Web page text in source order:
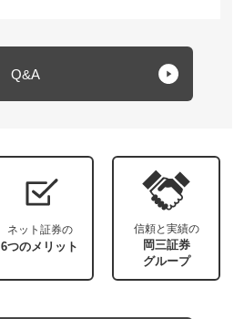
Q&A
ネット証券の
6つのメリット
信頼と実績の
岡三証券
グループ